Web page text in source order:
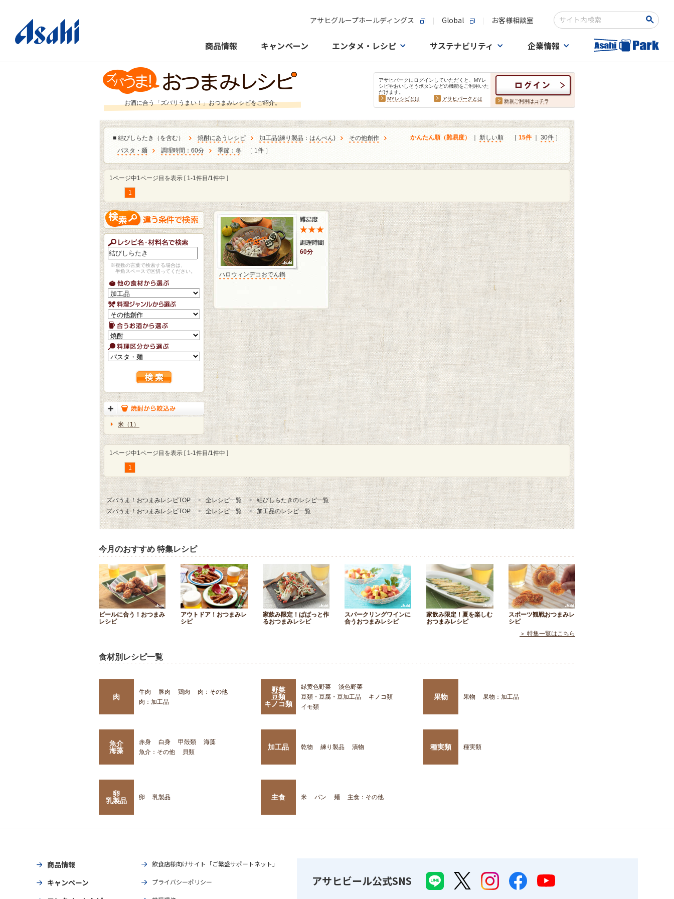
アサヒグループホールディングス Global お客様相談室
検索キーワード入力
商品情報 キャンペーン エンタメ・レシピ サステナビリティ 企業情報
お酒に合う「ズバリうまい！」おつまみレシピをご紹介。
アサヒパークにログインしていただくと、MYレ
シピやおいしそうボタンなどの機能をご利用いた
だけます。
MYレシピとは
アサヒパークとは 新規ご利用はコチラ
■ 結びしらたき（を含む） 焼酎にあうレシピ 加工品(練り製品 ： はんぺん)
その他創作
パスタ・麺
調理時間：60分 季節：冬 ［ 1件 ］
かんたん順（難易度） 新しい順 ［ 15件｜ 30件 ］
1ページ中1ページ目を表示 [ 1-1件目/1件中 ]
1
※複数の言葉で検索する場合は、
半角スペースで区切ってください。
米（1）
60分
ハロウィンデコおでん鍋
1ページ中1ページ目を表示 [ 1-1件目/1件中 ]
1
ズバうま！おつまみレシピTOP 全レシピ一覧
結びしらたきのレシピ一覧
ズバうま！おつまみレシピTOP
全レシピ一覧 加工品のレシピ一覧
今月のおすすめ 特集レシピ
ビールに合う！おつまみ
レシピ
アウトドア！おつまみレ
シピ
家飲み限定！ぱぱっと作
るおつまみレシピ
スパークリングワインに
合うおつまみレシピ
家飲み限定！夏を楽しむ
おつまみレシピ
スポーツ観戦おつまみレ
シピ
＞ 特集一覧はこちら
食材別レシピ一覧
肉
牛肉 豚肉 鶏肉
肉：その他
肉：加工品
野菜
豆類
キノコ類
緑黄色野菜
淡色野菜
豆類・豆腐・豆加工品
キノコ類
イモ類
果物 果物 果物：加工品
魚介
海藻
赤身 白身 甲殻類
海藻
魚介：その他
貝類
加工品 乾物 練り製品 漬物 種実類 種実類
卵
乳製品
卵 乳製品 主食 米 パン 麺 主食：その他
商品情報
キャンペーン
飲食店様向けサイト「ご繁盛サポートネット」
プライバシーポリシー アサヒビール公式SNS